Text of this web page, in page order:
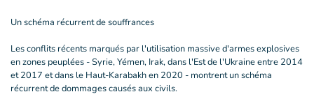
Un schéma récurrent de souffrances
Les conflits récents marqués par l'utilisation massive d'armes explosives
en zones peuplées - Syrie, Yémen, Irak, dans l'Est de l'Ukraine entre 2014
et 2017 et dans le Haut-Karabakh en 2020 - montrent un schéma
récurrent de dommages causés aux civils.